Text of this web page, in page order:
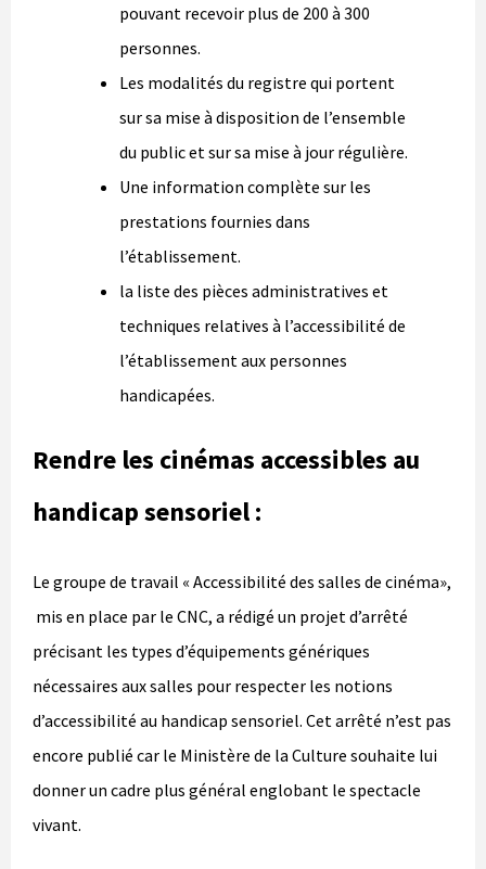
pouvant recevoir plus de 200 à 300
personnes.
Les modalités du registre qui portent
sur sa mise à disposition de l’ensemble
du public et sur sa mise à jour régulière.
Une information complète sur les
prestations fournies dans
l’établissement.
la liste des pièces administratives et
techniques relatives à l’accessibilité de
l’établissement aux personnes
handicapées.
Rendre les cinémas accessibles au
handicap sensoriel :
Le groupe de travail « Accessibilité des salles de cinéma»,
mis en place par le CNC, a rédigé un projet d’arrêté
précisant les types d’équipements génériques
nécessaires aux salles pour respecter les notions
d’accessibilité au handicap sensoriel. Cet arrêté n’est pas
encore publié car le Ministère de la Culture souhaite lui
donner un cadre plus général englobant le spectacle
vivant.